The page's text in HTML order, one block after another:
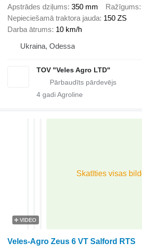
Apstrādes dziļums 350 mm Ražīgums
Nepieciešamā traktora jauda 150 ZS
Darba ātrums 10 km/h
Ukraina, Odessa
TOV "Veles Agro LTD"
4 gadi Agroline
VIDEO
Veles-Agro Zeus 6 VT Salford RTS